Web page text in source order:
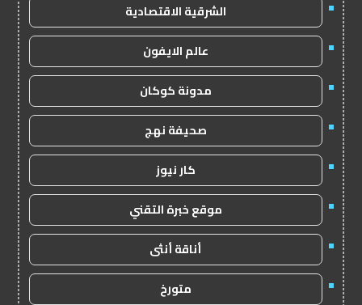
الشرقية الاقتصادية
عالم الايفون
مدونة كوكان
صحيفة نهج
كار نيوز
موقع خبرة التقني
أناقة أنثى
متورخ